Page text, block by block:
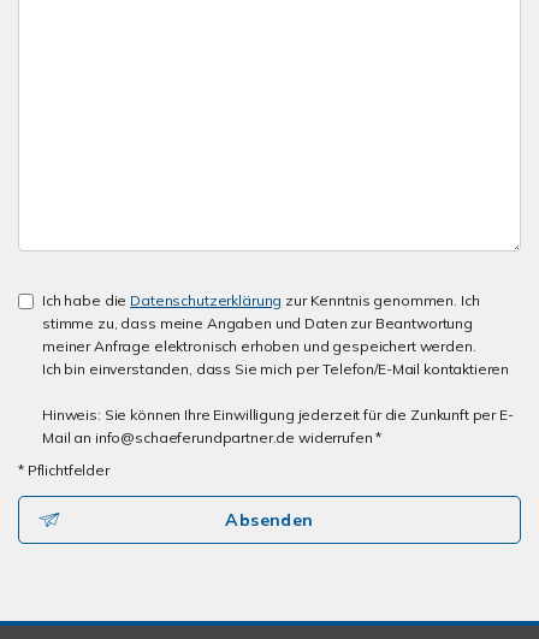
Ich habe die Datenschutzerklärung zur Kenntnis genommen. Ich
stimme zu, dass meine Angaben und Daten zur Beantwortung
meiner Anfrage elektronisch erhoben und gespeichert werden.
Ich bin einverstanden, dass Sie mich per Telefon/E-Mail kontaktieren
Hinweis: Sie können Ihre Einwilligung jederzeit für die Zunkunft per E-
Mail an info@schaeferundpartner.de widerrufen *
* Pflichtfelder
Absenden